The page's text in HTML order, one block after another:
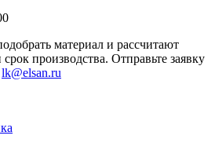
материал и рассчитают
производства. Отправьте заявку
lk@elsan.ru